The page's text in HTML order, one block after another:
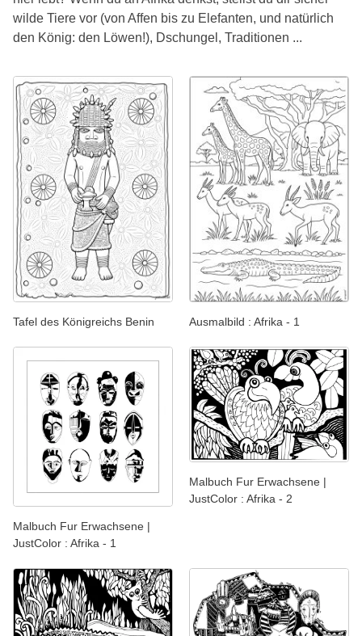
wilde Tiere vor (von Affen bis zu Elefanten, und natürlich
den König: den Löwen!), Dschungel, Traditionen ...
Tafel des Königreichs Benin Ausmalbild : Afrika - 1
Malbuch Fur Erwachsene |
JustColor : Afrika - 1
Malbuch Fur Erwachsene |
JustColor : Afrika - 2